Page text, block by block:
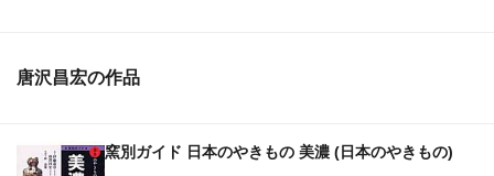
唐沢昌宏の作品
窯別ガイド 日本のやきもの 美濃 (日本のやきもの)